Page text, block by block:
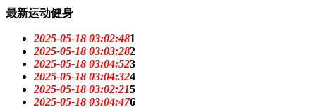
最新运动健身
2025-05-18 03:02:481
2025-05-18 03:03:282
2025-05-18 03:04:523
2025-05-18 03:04:324
2025-05-18 03:02:215
2025-05-18 03:04:476